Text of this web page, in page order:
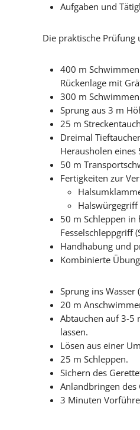
Aufgaben und
Die praktische Prüfung
400 m
Rückenlage mit
300 m
Sprung aus 3 m
25 m
Dreimal
Herausholen eines
50 m
Fertigkeiten zur
50 m Schleppen in
Fesselschleppgriff
Handhabung und
Kombinierte
Sprung ins Wasser
20 m
Abtauchen auf 3-5
lassen.
Lösen aus einer
25 m Schleppen.
Sichern des
Anlandbringen des
3 Minuten